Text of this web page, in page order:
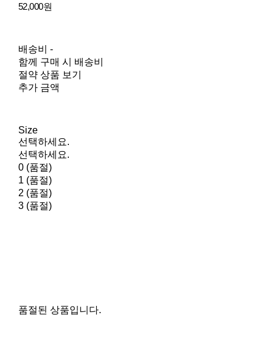
52,000원
배송비 -
함께 구매 시 배송비
절약 상품 보기
추가 금액
Size
선택하세요.
선택하세요.
0 (품절)
1 (품절)
2 (품절)
3 (품절)
품절된 상품입니다.